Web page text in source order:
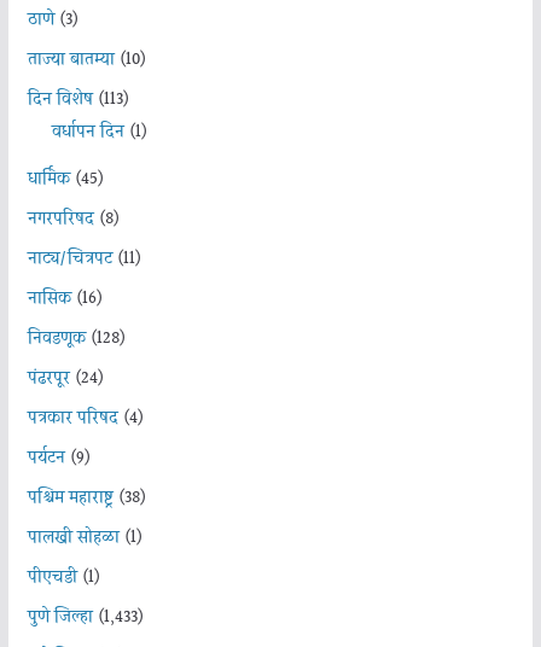
ठाणे(3)
ताज्या बातम्या(10)
दिन विशेष(113)
वर्धापन दिन(1)
धार्मिक(45)
नगरपरिषद(8)
नाट्य/चित्रपट(11)
नासिक(16)
निवडणूक(128)
पंढरपूर(24)
पत्रकार परिषद(4)
पर्यटन(9)
पश्चिम महाराष्ट्र(38)
पालखी सोहळा(1)
पीएचडी(1)
पुणे जिल्हा(1,433)